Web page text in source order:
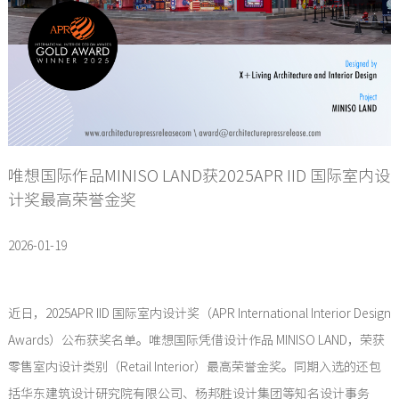
唯想国际作品MINISO LAND获2025APR IID 国际室内设
计奖最高荣誉金奖
2026-01-19
近日，2025APR IID 国际室内设计奖（APR International Interior Design
Awards）公布获奖名单。唯想国际凭借设计作品 MINISO LAND，荣获
零售室内设计类别（Retail Interior）最高荣誉金奖。同期入选的还包
括华东建筑设计研究院有限公司、杨邦胜设计集团等知名设计事务